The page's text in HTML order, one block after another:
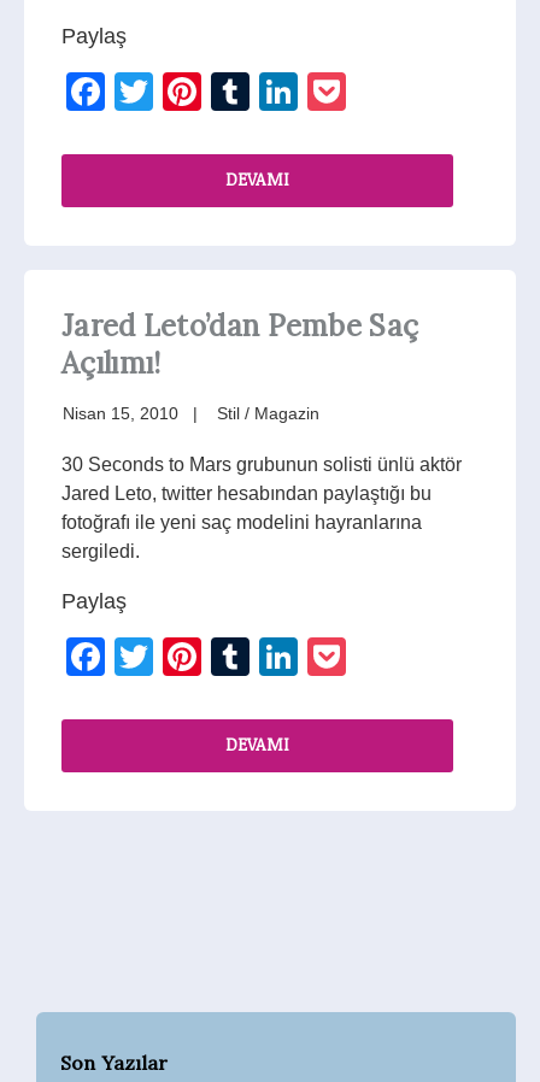
Paylaş
Facebook
TwitterPinterest
TumblrLinkedIn
DEVAMI
Jared Leto’dan Pembe Saç
Açılımı!
Nisan 15, 2010 Stil / Magazin
30 Seconds to Mars grubunun solisti ünlü aktör
Jared Leto, twitter hesabından paylaştığı bu
fotoğrafı ile yeni saç modelini hayranlarına
sergiledi.
Paylaş
Facebook
TwitterPinterest
TumblrLinkedIn
DEVAMI
Son Yazılar